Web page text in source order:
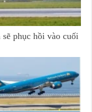
phục hồi vào cuối